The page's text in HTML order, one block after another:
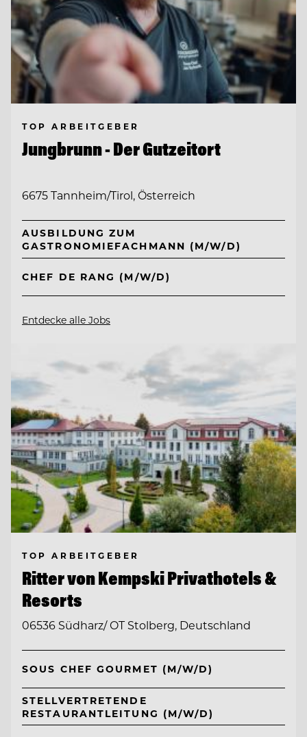
TOP ARBEITGEBER
Jungbrunn - Der Gutzeitort
6675 Tannheim/Tirol, Österreich
AUSBILDUNG ZUM
GASTRONOMIEFACHMANN (M/W/D)
CHEF DE RANG (M/W/D)
Entdecke alle Jobs
TOP ARBEITGEBER
Ritter von Kempski Privathotels &
Resorts
06536 Südharz/ OT Stolberg, Deutschland
SOUS CHEF GOURMET (M/W/D)
STELLVERTRETENDE
RESTAURANTLEITUNG (M/W/D)